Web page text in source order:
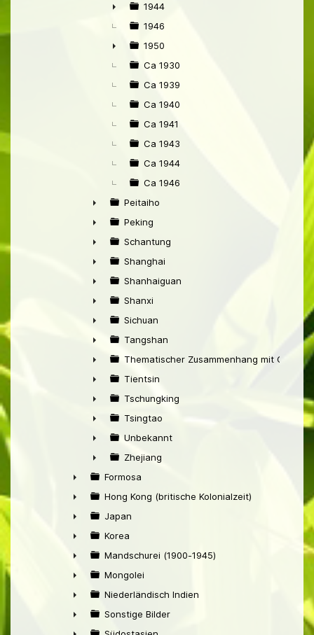
►
►
1944
1946
►
1950
Ca 1930
Ca 1939
Ca 1940
Ca 1941
Ca 1943
Ca 1944
Ca 1946
►
Peitaiho
►
Peking
►
Schantung
►
Shanghai
►
Shanhaiguan
►
Shanxi
►
Sichuan
►
Tangshan
►
Thematischer Zusammenhang mit China
►
Tientsin
►
Tschungking
►
Tsingtao
►
Unbekannt
►
Zhejiang
►
Formosa
►
Hong Kong (britische Kolonialzeit)
►
Japan
►
Korea
►
Mandschurei (1900-1945)
►
Mongolei
►
Niederländisch Indien
Sonstige Bilder